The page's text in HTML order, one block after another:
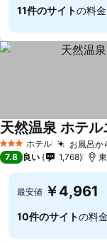
11件のサイトの料
3 ホテルのランク
ホテル お風呂か
天然温泉 ホテ
7.8 良い 1,768
最安値 ￥4,961
10件のサイトの料